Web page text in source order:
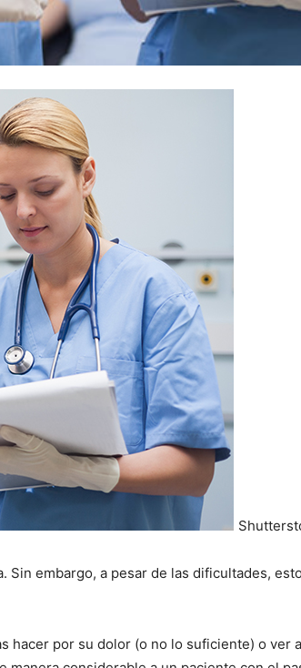
IN
Policy.
embargo, a pesar de las dificultades,
hacer por su dolor (o no lo suficiente) o ver